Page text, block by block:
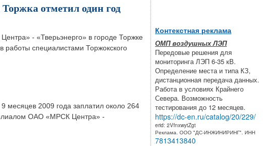
отметил один год
- «Тверьэнерго» в городе Торжке
работы специалистами Торжокского
2009 года заплатил около 264
ОАО «МРСК Центра» -
Контекстная реклама
ОМП воздушных ЛЭП
Передовые решения для
мониторинга ЛЭП 6-35 кВ.
Определение места и типа КЗ,
дистанционная передача данных.
Работа в условиях Крайнего
Севера. Возможность
тестирования до 12 месяцев.
https://dc-en.ru/catalog/20/229/
erid: 2VfnxwytZgt
Реклама. ООО "ДС-ИНЖИНИРИНГ". ИНН
7813413840